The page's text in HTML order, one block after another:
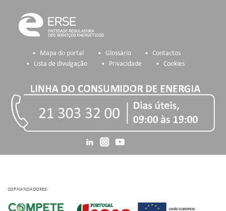
Mapa do portal Glossário
Contactos
Lista de divulgação
Privacidade Cookies
COFINANCIADORES: